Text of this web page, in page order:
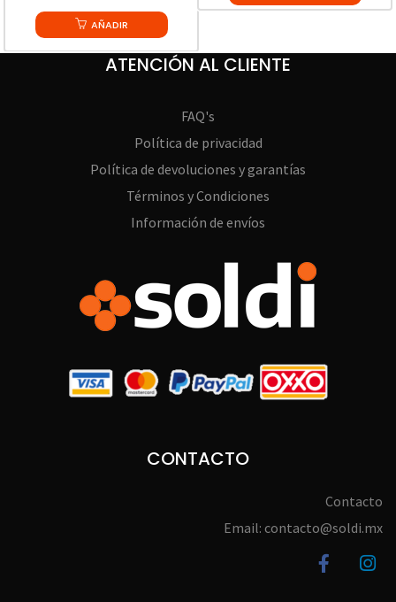
was:
is:
AÑADIR
ATENCIÓN AL CLIENTE
FAQ's
Política de privacidad
Política de devoluciones y garantías
Términos y Condiciones
Información de envíos
CONTACTO
Contacto
Email: contacto@soldi.mx